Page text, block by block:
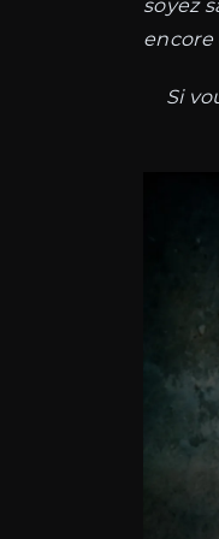
soyez
encore
Si